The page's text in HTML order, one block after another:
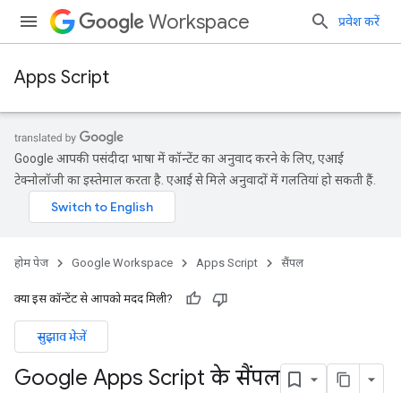
Workspace प्रवेश करें
Apps Script
Google आपकी पसंदीदा भाषा में कॉन्टेंट का अनुवाद करने के लिए, एआई
टेक्नोलॉजी का इस्तेमाल करता है. एआई से मिले अनुवादों में गलतियां हो सकती हैं.
होम पेज Google Workspace Apps Script सैंपल
क्या इस कॉन्टेंट से आपको मदद मिली?
सुझाव भेजें
Google Apps Script के सैंपल